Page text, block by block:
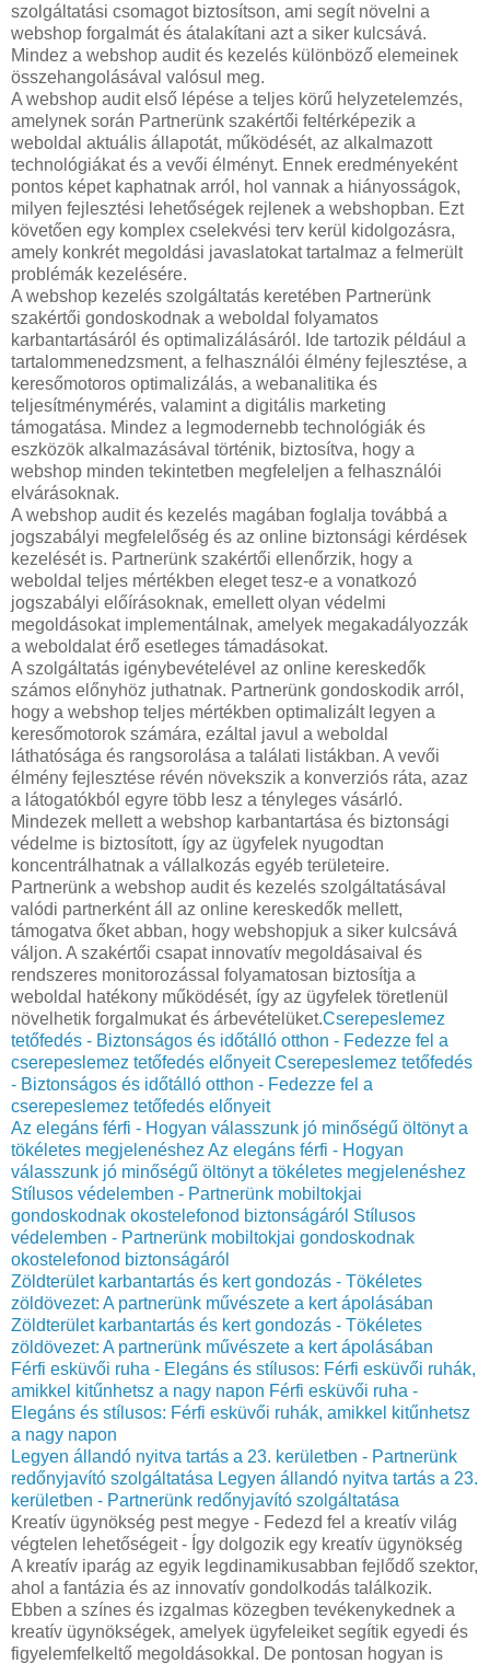
szolgáltatási csomagot biztosítson, ami segít növelni a
webshop forgalmát és átalakítani azt a siker kulcsává.
Mindez a webshop audit és kezelés különböző elemeinek
összehangolásával valósul meg.
A webshop audit első lépése a teljes körű helyzetelemzés,
amelynek során Partnerünk szakértői feltérképezik a
weboldal aktuális állapotát, működését, az alkalmazott
technológiákat és a vevői élményt. Ennek eredményeként
pontos képet kaphatnak arról, hol vannak a hiányosságok,
milyen fejlesztési lehetőségek rejlenek a webshopban. Ezt
követően egy komplex cselekvési terv kerül kidolgozásra,
amely konkrét megoldási javaslatokat tartalmaz a felmerült
problémák kezelésére.
A webshop kezelés szolgáltatás keretében Partnerünk
szakértői gondoskodnak a weboldal folyamatos
karbantartásáról és optimalizálásáról. Ide tartozik például a
tartalommenedzsment, a felhasználói élmény fejlesztése, a
keresőmotoros optimalizálás, a webanalitika és
teljesítménymérés, valamint a digitális marketing
támogatása. Mindez a legmodernebb technológiák és
eszközök alkalmazásával történik, biztosítva, hogy a
webshop minden tekintetben megfeleljen a felhasználói
elvárásoknak.
A webshop audit és kezelés magában foglalja továbbá a
jogszabályi megfelelőség és az online biztonsági kérdések
kezelését is. Partnerünk szakértői ellenőrzik, hogy a
weboldal teljes mértékben eleget tesz-e a vonatkozó
jogszabályi előírásoknak, emellett olyan védelmi
megoldásokat implementálnak, amelyek megakadályozzák
a weboldalat érő esetleges támadásokat.
A szolgáltatás igénybevételével az online kereskedők
számos előnyhöz juthatnak. Partnerünk gondoskodik arról,
hogy a webshop teljes mértékben optimalizált legyen a
keresőmotorok számára, ezáltal javul a weboldal
láthatósága és rangsorolása a találati listákban. A vevői
élmény fejlesztése révén növekszik a konverziós ráta, azaz
a látogatókból egyre több lesz a tényleges vásárló.
Mindezek mellett a webshop karbantartása és biztonsági
védelme is biztosított, így az ügyfelek nyugodtan
koncentrálhatnak a vállalkozás egyéb területeire.
Partnerünk a webshop audit és kezelés szolgáltatásával
valódi partnerként áll az online kereskedők mellett,
támogatva őket abban, hogy webshopjuk a siker kulcsává
váljon. A szakértői csapat innovatív megoldásaival és
rendszeres monitorozással folyamatosan biztosítja a
weboldal hatékony működését, így az ügyfelek töretlenül
növelhetik forgalmukat és árbevételüket.Cserepeslemez
tetőfedés - Biztonságos és időtálló otthon - Fedezze fel a
cserepeslemez tetőfedés előnyeit Cserepeslemez tetőfedés
- Biztonságos és időtálló otthon - Fedezze fel a
cserepeslemez tetőfedés előnyeit
Az elegáns férfi - Hogyan válasszunk jó minőségű öltönyt a
tökéletes megjelenéshez Az elegáns férfi - Hogyan
válasszunk jó minőségű öltönyt a tökéletes megjelenéshez
Stílusos védelemben - Partnerünk mobiltokjai
gondoskodnak okostelefonod biztonságáról Stílusos
védelemben - Partnerünk mobiltokjai gondoskodnak
okostelefonod biztonságáról
Zöldterület karbantartás és kert gondozás - Tökéletes
zöldövezet: A partnerünk művészete a kert ápolásában
Zöldterület karbantartás és kert gondozás - Tökéletes
zöldövezet: A partnerünk művészete a kert ápolásában
Férfi esküvői ruha - Elegáns és stílusos: Férfi esküvői ruhák,
amikkel kitűnhetsz a nagy napon Férfi esküvői ruha -
Elegáns és stílusos: Férfi esküvői ruhák, amikkel kitűnhetsz
a nagy napon
Legyen állandó nyitva tartás a 23. kerületben - Partnerünk
redőnyjavító szolgáltatása Legyen állandó nyitva tartás a 23.
kerületben - Partnerünk redőnyjavító szolgáltatása
Kreatív ügynökség pest megye - Fedezd fel a kreatív világ
végtelen lehetőségeit - Így dolgozik egy kreatív ügynökség
A kreatív iparág az egyik legdinamikusabban fejlődő szektor,
ahol a fantázia és az innovatív gondolkodás találkozik.
Ebben a színes és izgalmas közegben tevékenykednek a
kreatív ügynökségek, amelyek ügyfeleiket segítik egyedi és
figyelemfelkeltő megoldásokkal. De pontosan hogyan is